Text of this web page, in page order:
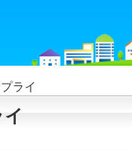
ライ